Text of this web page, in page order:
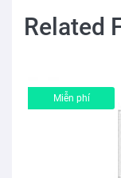
Related
Miễn phí